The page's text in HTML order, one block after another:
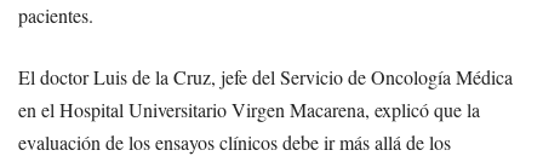
pacientes.
El doctor Luis de la Cruz, jefe del Servicio de Oncología Médica
en el Hospital Universitario Virgen Macarena, explicó que la
evaluación de los ensayos clínicos debe ir más allá de los